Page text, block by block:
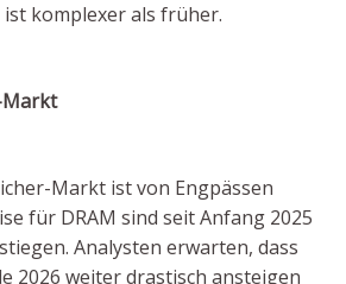
ist komplexer als früher.
Markt ist von Engpässen
für DRAM sind seit Anfang 2025
Analysten erwarten, dass
2026 weiter drastisch ansteigen